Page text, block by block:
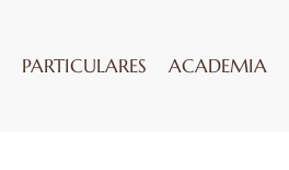
PARTICULARES ACADEMIA